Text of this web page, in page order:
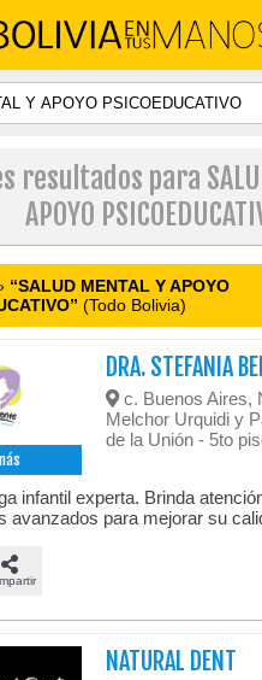
resultados para
APOYO
“SALUD MENTAL Y APOYO
(Todo Bolivia)
DRA. STEFANIA
c. Buenos Aires,
Melchor Urquidi y
de la Unión - 5to
infantil experta. Brinda
avanzados para mejorar su
NATURAL DENT